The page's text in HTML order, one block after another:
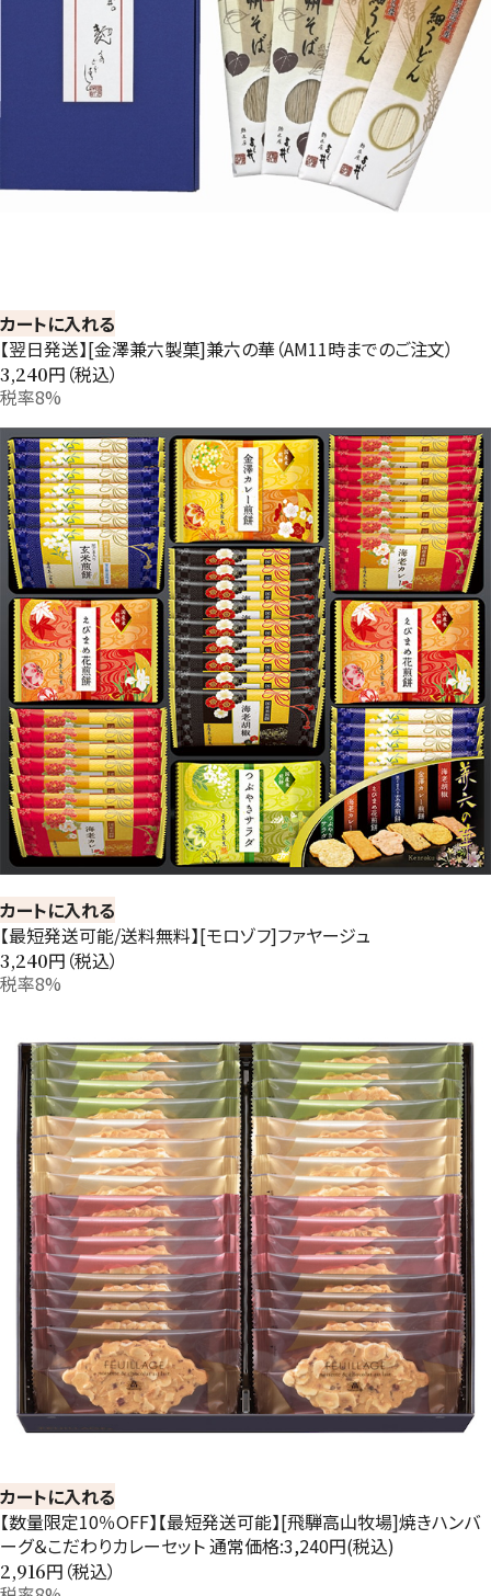
カートに入れる
【翌日発送】[金澤兼六製菓]兼六の華（AM11時までのご注文）
3,240円（税込）
税率8%
カートに入れる
【最短発送可能/送料無料】[モロゾフ]ファヤージュ
3,240円（税込）
税率8%
カートに入れる
【数量限定10％OFF】【最短発送可能】[飛騨高山牧場]焼きハンバ
ーグ＆こだわりカレーセット 通常価格:3,240円(税込)
2,916円（税込）